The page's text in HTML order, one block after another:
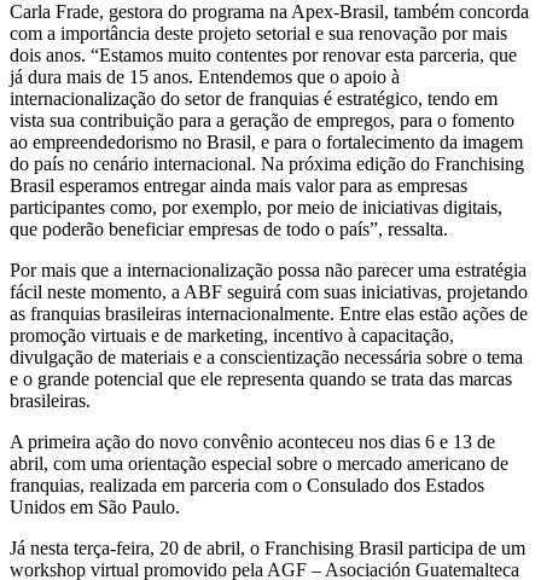
Carla Frade, gestora do programa na Apex-Brasil, também concorda
com a importância deste projeto setorial e sua renovação por mais
dois anos. “Estamos muito contentes por renovar esta parceria, que
já dura mais de 15 anos. Entendemos que o apoio à
internacionalização do setor de franquias é estratégico, tendo em
vista sua contribuição para a geração de empregos, para o fomento
ao empreendedorismo no Brasil, e para o fortalecimento da imagem
do país no cenário internacional. Na próxima edição do Franchising
Brasil esperamos entregar ainda mais valor para as empresas
participantes como, por exemplo, por meio de iniciativas digitais,
que poderão beneficiar empresas de todo o país”, ressalta.
Por mais que a internacionalização possa não parecer uma estratégia
fácil neste momento, a ABF seguirá com suas iniciativas, projetando
as franquias brasileiras internacionalmente. Entre elas estão ações de
promoção virtuais e de marketing, incentivo à capacitação,
divulgação de materiais e a conscientização necessária sobre o tema
e o grande potencial que ele representa quando se trata das marcas
brasileiras.
A primeira ação do novo convênio aconteceu nos dias 6 e 13 de
abril, com uma orientação especial sobre o mercado americano de
franquias, realizada em parceria com o Consulado dos Estados
Unidos em São Paulo.
Já nesta terça-feira, 20 de abril, o Franchising Brasil participa de um
workshop virtual promovido pela AGF – Asociación Guatemalteca